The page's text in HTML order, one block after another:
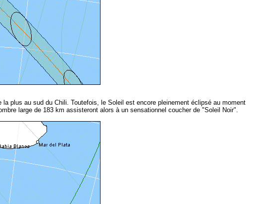
plus au sud du Chili. Toutefois, le Soleil est encore pleinement éclipsé au moment
large de 183 km assisteront alors à un sensationnel coucher de "Soleil Noir".